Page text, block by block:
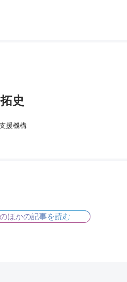
史
援機構
ほかの記事を読む